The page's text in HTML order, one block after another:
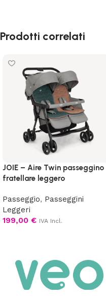
Prodotti correlati
JOIE – Aire Twin passeggino
fratellare leggero
Passeggio, Passeggini
Leggeri
199,00 € IVA Incl.